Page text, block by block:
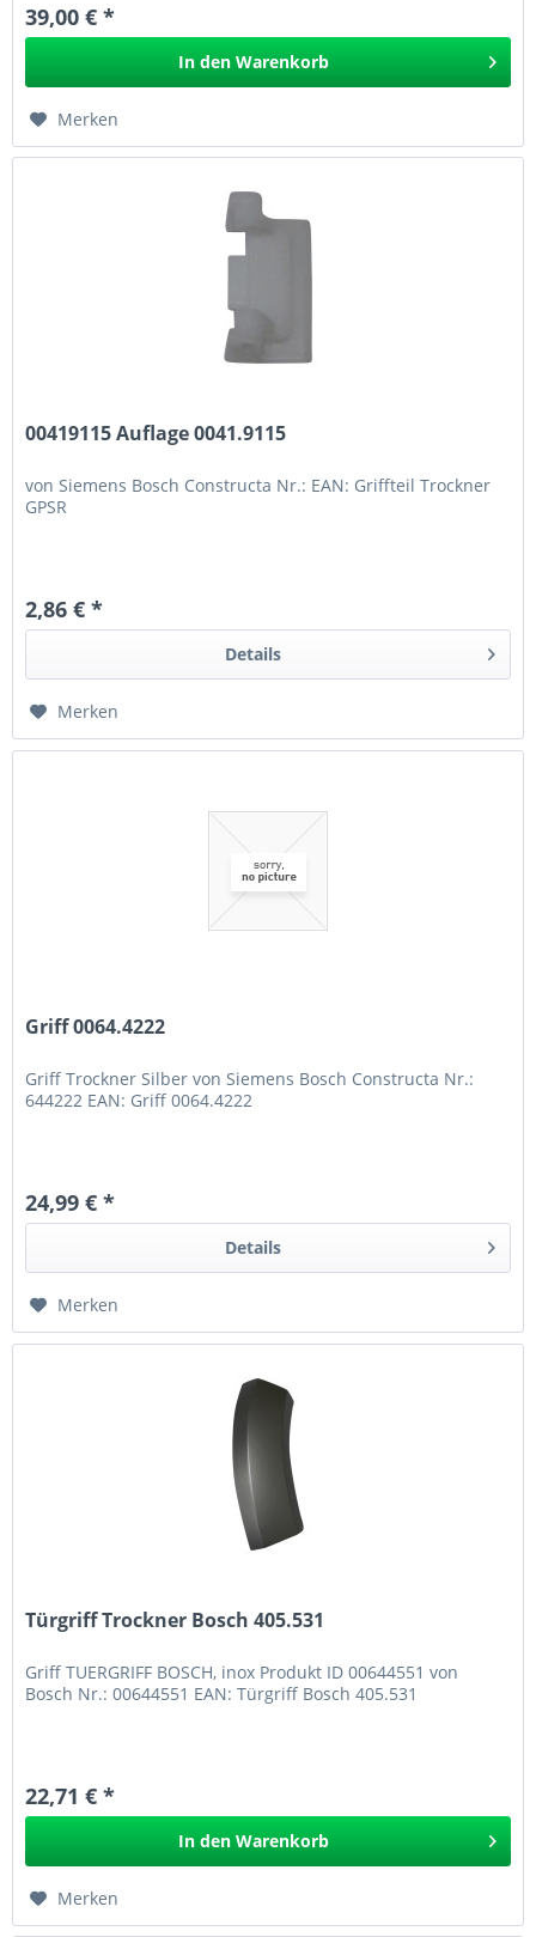
39,00 € *
In den Warenkorb
Merken
00419115 Auflage 0041.9115
von Siemens Bosch Constructa Nr.: EAN: Griffteil Trockner
GPSR
2,86 € *
Details
Merken
Griff 0064.4222
Griff Trockner Silber von Siemens Bosch Constructa Nr.:
644222 EAN: Griff 0064.4222
24,99 € *
Details
Merken
Türgriff Trockner Bosch 405.531
Griff TUERGRIFF BOSCH, inox Produkt ID 00644551 von
Bosch Nr.: 00644551 EAN: Türgriff Bosch 405.531
22,71 € *
In den Warenkorb
Merken